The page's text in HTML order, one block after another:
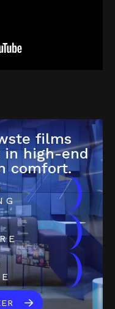
films
high-end
comfort.
)
)
)